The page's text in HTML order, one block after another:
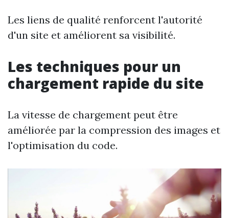
Les liens de qualité renforcent l'autorité
d'un site et améliorent sa visibilité.
Les techniques pour un
chargement rapide du site
La vitesse de chargement peut être
améliorée par la compression des images et
l'optimisation du code.